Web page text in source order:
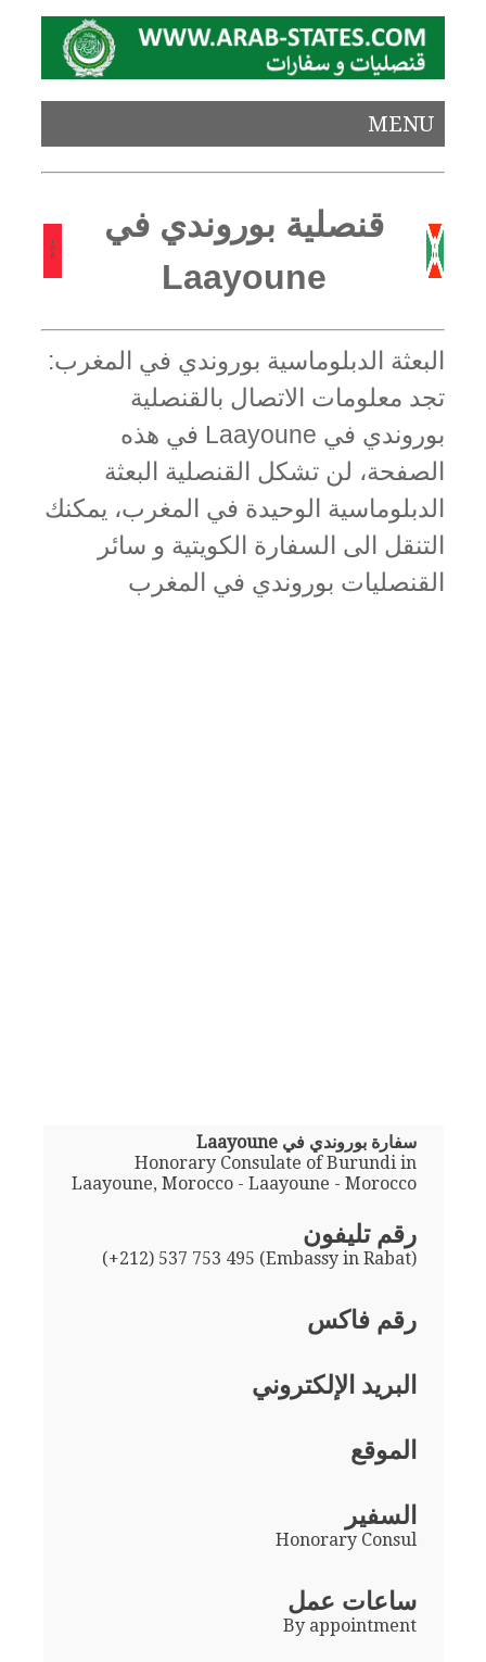
MENU
قنصلية بوروندي في
Laayoune
البعثة الدبلوماسية بوروندي في المغرب:
تجد معلومات الاتصال بالقنصلية
بوروندي في Laayoune في هذه
الصفحة، لن تشكل القنصلية البعثة
الدبلوماسية الوحيدة في المغرب، يمكنك
التنقل الى السفارة الكويتية و سائر
القنصليات بوروندي في المغرب
سفارة بوروندي في Laayoune
Honorary Consulate of Burundi in
Laayoune, Morocco - Laayoune - Morocco
رقم تليفون
(+212) 537 753 495 (Embassy in Rabat)
رقم فاكس
البريد الإلكتروني
الموقع
السفير
Honorary Consul
ساعات عمل
By appointment